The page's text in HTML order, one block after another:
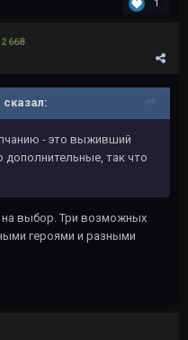
1
2 668
сказал:
- это выживший
дополнительные, так что
на выбор. Три возможных
героями и разными